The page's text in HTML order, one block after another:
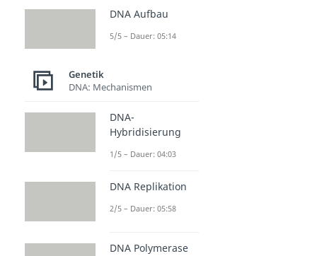
DNA Aufbau
5/5 – Dauer: 05:14
Genetik
DNA: Mechanismen
DNA-
Hybridisierung
1/5 – Dauer: 04:03
DNA Replikation
2/5 – Dauer: 05:58
DNA Polymerase